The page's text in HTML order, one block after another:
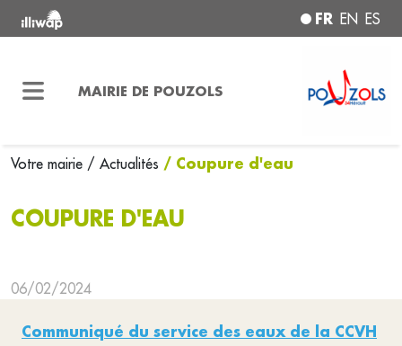
FR EN ES
MAIRIE DE POUZOLS
Votre mairie / Actualités / Coupure d'eau
COUPURE D'EAU
06/02/2024
Communiqué du service des eaux de la CCVH